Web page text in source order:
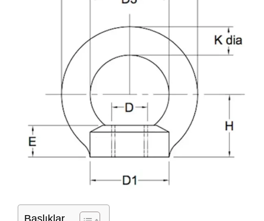
Başlıklar